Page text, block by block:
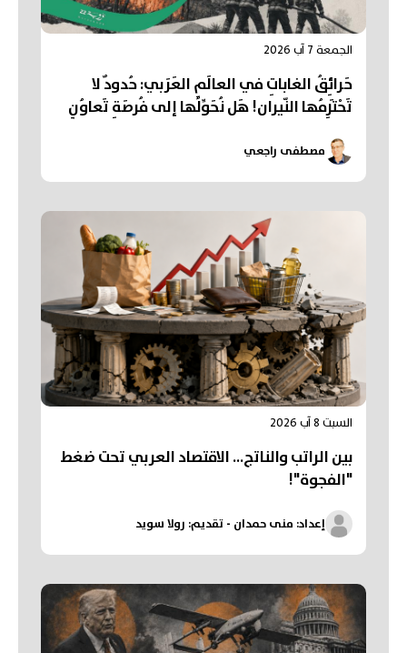
الجمعة 7 آب 2026
حَرائِقُ الغاباتِ في العالَمِ العَرَبي: حُدودٌ لا
تَحْتَرِمُها النّيران! هَل نُحَوِّلُها إلى فُرصَةِ تَعاوُنٍ
مصطفى راجعي
السبت 8 آب 2026
بين الراتب والناتج… الاقتصاد العربي تحت ضغط
"الفجوة"!
إعداد: منى حمدان - تقديم: رولا سويد